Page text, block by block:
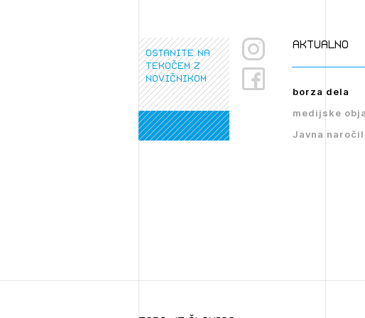
ostanite na
tekočem z
novičnikom
aktualno
borza dela
medijske
Javna